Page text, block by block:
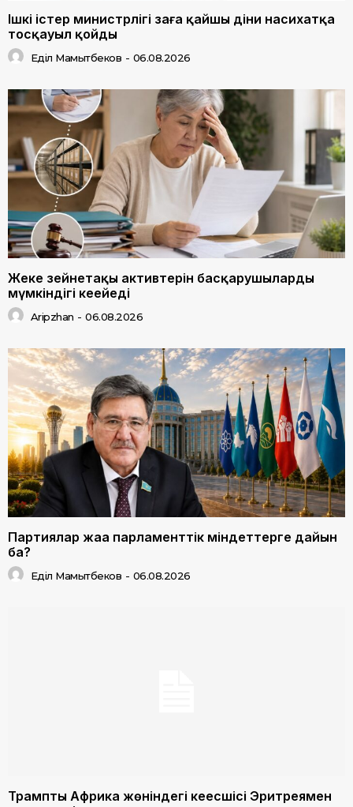
Ішкі істер министрлігі заңға қайшы діни насихатқа
тосқауыл қойды
Еділ Мамытбеков - 06.08.2026
Жеке зейнетақы активтерін басқарушылардың
мүмкіндігі кеңейеді
Aripzhan - 06.08.2026
Партиялар жаңа парламенттік міндеттерге дайын
ба?
Еділ Мамытбеков - 06.08.2026
Трамптың Африка жөніндегі кеңесшісі Эритреямен